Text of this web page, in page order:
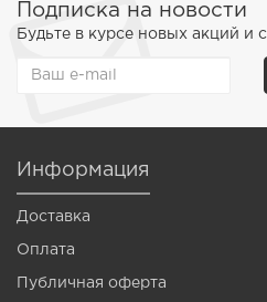
Подписка на новости
Будьте в курсе новых акций и
Информация
Доставка
Оплата
Публичная оферта